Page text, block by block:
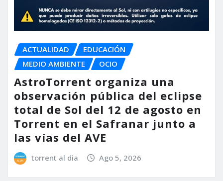
ACTUALIDAD
EDUCACIÓN
MEDIO AMBIENTE
OCIO
AstroTorrent organiza una
observación pública del eclipse
total de Sol del 12 de agosto en
Torrent en el Safranar junto a
las vías del AVE
torrent al dia Ago 5, 2026